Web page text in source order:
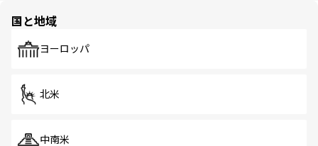
で、ホーカーズは地元の風情を楽しめる外せないスポット
国と地域
ヨーロッパ
北米
中南米